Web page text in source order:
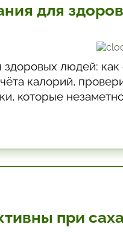
для
людей: как
калорий,
которые
при